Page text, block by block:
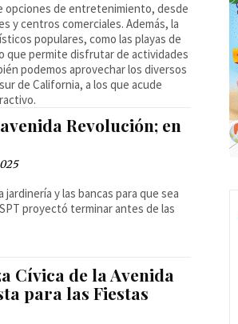
opciones de entretenimiento, desde
y centros comerciales. Además, la
populares, como las playas de
que permite disfrutar de actividades
podemos aprovechar los diversos
de California, a los que acude
Revolución; en
y las bancas para que sea
proyectó terminar antes de las
Cívica de la Avenida
para las Fiestas